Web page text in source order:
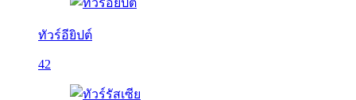
ทัวร์อียิปต์
42